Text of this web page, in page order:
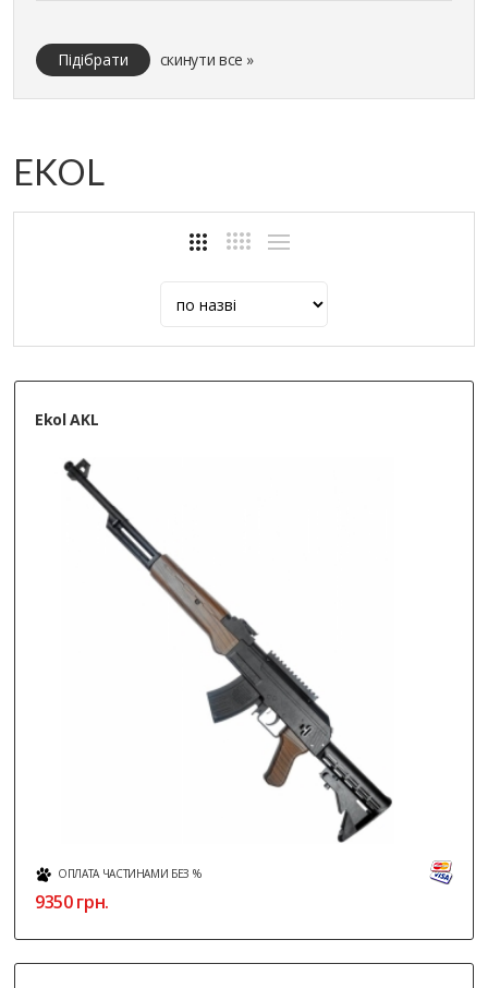
Підібрати скинути все »
EKOL
Ekol AKL
ОПЛАТА ЧАСТИНАМИ БЕЗ %
9350грн.